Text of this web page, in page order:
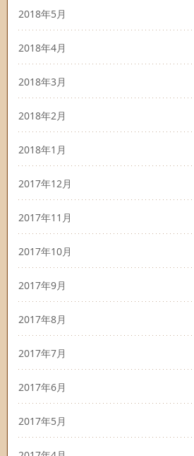
2018年5月
2018年4月
2018年3月
2018年2月
2018年1月
2017年12月
2017年11月
2017年10月
2017年9月
2017年8月
2017年7月
2017年6月
2017年5月